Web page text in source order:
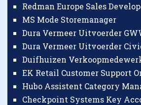
Redman Europe Sales
MS Mode Storemanager
Dura Vermeer Uitvoerder
Dura Vermeer Uitvoerder
Duifhuizen
EK Retail Customer Support
Hubo Assistent Category